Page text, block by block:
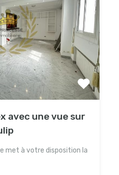
avec une vue sur
met à votre disposition la